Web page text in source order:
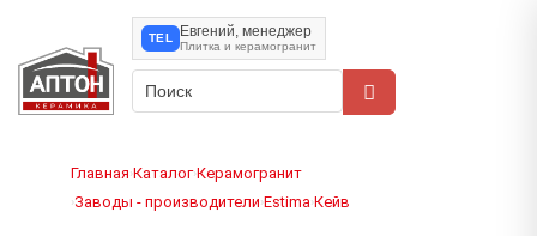
TEL Евгений, менеджер
Плитка и керамогранит
Главная›Каталог›Керамогранит
›Заводы - производители›Estima›Кейв